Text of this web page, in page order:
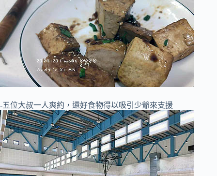
-五位大叔一人爽約，還好食物得以吸引少爺來支援